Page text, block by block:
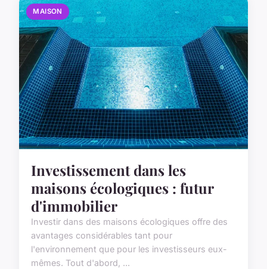
MAISON
Investissement dans les
maisons écologiques : futur
d'immobilier
Investir dans des maisons écologiques offre des
avantages considérables tant pour
l'environnement que pour les investisseurs eux-
mêmes. Tout d'abord, ...